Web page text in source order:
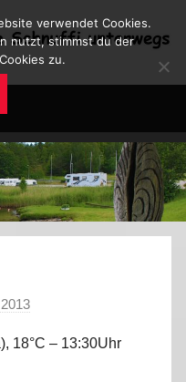
n
18°C – 13:30Uhr
verwendet Cookies.
nutzt, stimmst du der
zu.